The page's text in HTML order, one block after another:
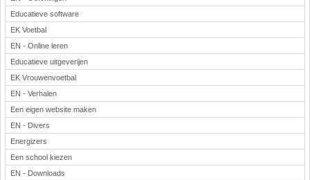
Educatieve software
EK Voetbal
EN - Online leren
Educatieve uitgeverijen
EK Vrouwenvoetbal
EN - Verhalen
Een eigen website maken
EN - Divers
Energizers
Een school kiezen
EN - Downloads